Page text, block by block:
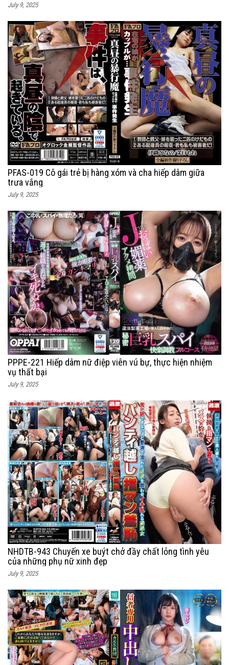
July 9, 2025
PFAS-019 Cô gái trẻ bị hàng xóm và cha hiếp dâm giữa
trưa vắng
July 9, 2025
PPPE-221 Hiếp dâm nữ điệp viên vú bự, thực hiện nhiệm
vụ thất bại
July 9, 2025
NHDTB-943 Chuyến xe buýt chở đầy chất lỏng tình yêu
của những phụ nữ xinh đẹp
July 9, 2025